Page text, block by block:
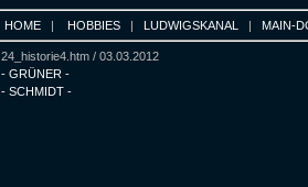
HOME | HOBBIES | LUDWIGSKANAL | MAIN-
24_historie4.htm / 03.03.2012
- GRÜNER -
- SCHMIDT -